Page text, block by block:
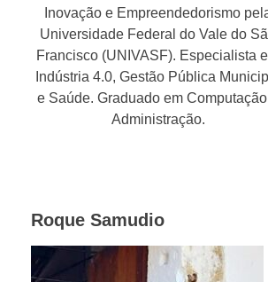
Inovação e Empreendedorismo
Universidade Federal do Vale do
Francisco (UNIVASF). Especialista
Indústria 4.0, Gestão Pública
e Saúde. Graduado em
Administração.
Roque Samudio